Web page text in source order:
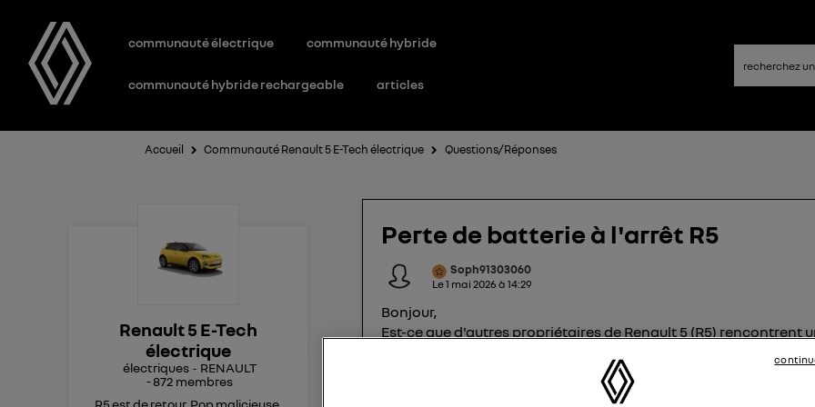
communauté électrique communauté hybride
communauté hybride rechargeable articles
Accueil Communauté Renault 5 E-Tech électrique Questions/Réponses
Renault 5 E-Tech
électrique
électriques
RENAULT
-872 membres
R5 est de retour. Pop malicieuse,
Perte de batterie à l'arrêt R5
Soph91303060
Le1 mai 2026 à 14:29
Bonjour,
Est-ce que d'autres propriétaires de Renault 5 (R5) rencontrent
éteinte ? Une mise à jour est-elle prévue pour corriger ce